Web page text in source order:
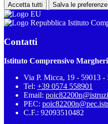
Accetta tutti Salva le preferenze
Istituto
Contatti
Istituto Comprensivo
Via P. Micca, 19 - 59013 -
Tel: +39 0574 558901
Email:
PEC:
C.F.: 92093510482